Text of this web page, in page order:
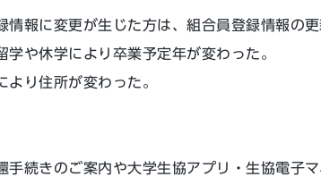
情報に変更が生じた方は、組合員登録情報の
学や休学により卒業予定年が変わった。
より住所が変わった。
手続きのご案内や大学生協アプリ・生協電子